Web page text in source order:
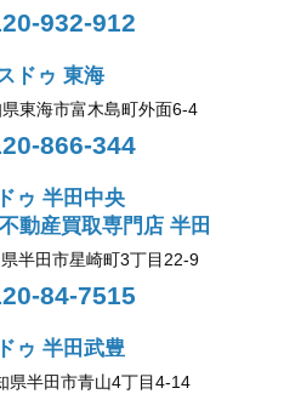
932-912
ドゥ 東海
東海市富木島町外面6-4
866-344
ゥ 半田中央
動産買取専門店 半田
半田市星崎町3丁目22-9
84-7515
ゥ 半田武豊
半田市青山4丁目4-14